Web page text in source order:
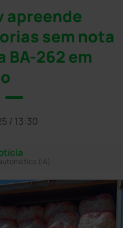
apreende
sem nota
BA-262 em
/ 13:30
(IA)